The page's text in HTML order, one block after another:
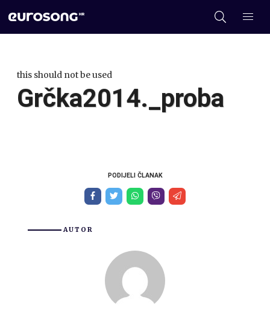
this should not be used
Grčka2014._proba
PODIJELI ČLANAK
AUTOR